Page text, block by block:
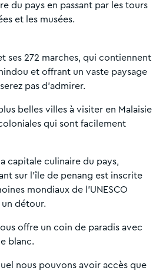
du pays en passant par les tours
et les musées.
ses 272 marches, qui contiennent
et offrant un vaste paysage
pas d’admirer.
belles villes à visiter en Malaisie
qui sont facilement
capitale culinaire du pays,
sur l'île de penang est inscrite
mondiaux de l’UNESCO
détour.
offre un coin de paradis avec
blanc.
nous pouvons avoir accès que